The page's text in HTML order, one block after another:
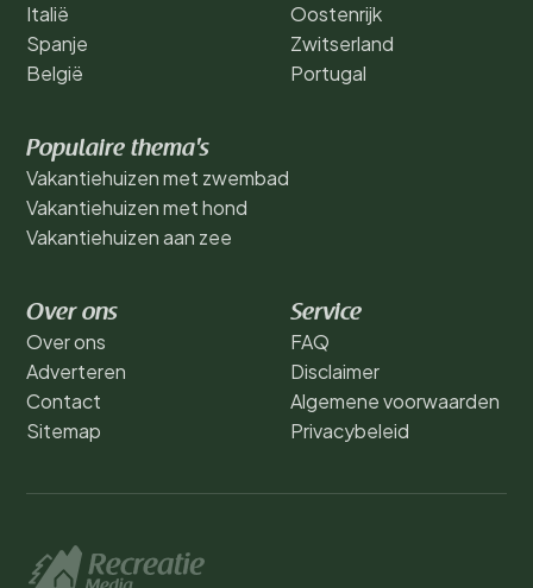
Italië
Spanje
België
Oostenrijk
Zwitserland
Portugal
Populaire thema's
Vakantiehuizen met zwembad
Vakantiehuizen met hond
Vakantiehuizen aan zee
Over ons
Over ons
Adverteren
Contact
Sitemap
Service
FAQ
Disclaimer
Algemene voorwaarden
Privacybeleid